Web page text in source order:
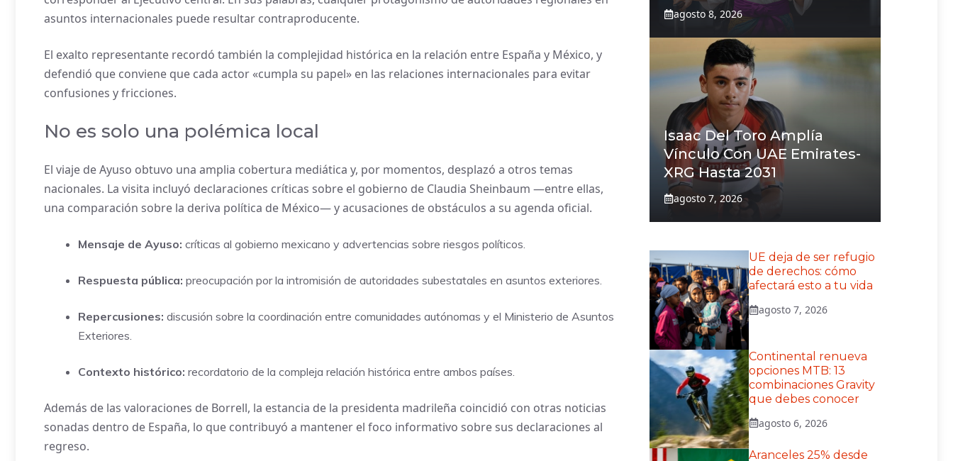
asuntos internacionales puede resultar contraproducente.
El exalto representante recordó también la complejidad histórica en la relación entre España y México, y
defendió que conviene que cada actor «cumpla su papel» en las relaciones internacionales para evitar
confusiones y fricciones.
No es solo una polémica local
El viaje de Ayuso obtuvo una amplia cobertura mediática y, por momentos, desplazó a otros temas
nacionales. La visita incluyó declaraciones críticas sobre el gobierno de Claudia Sheinbaum —entre ellas,
una comparación sobre la deriva política de México— y acusaciones de obstáculos a su agenda oficial.
Mensaje de Ayuso: críticas al gobierno mexicano y advertencias sobre riesgos políticos.
Respuesta pública: preocupación por la intromisión de autoridades subestatales en asuntos exteriores.
Repercusiones: discusión sobre la coordinación entre comunidades autónomas y el Ministerio de Asuntos
Exteriores.
Contexto histórico: recordatorio de la compleja relación histórica entre ambos países.
Además de las valoraciones de Borrell, la estancia de la presidenta madrileña coincidió con otras noticias
sonadas dentro de España, lo que contribuyó a mantener el foco informativo sobre sus declaraciones al
regreso.
agosto 8, 2026
Isaac Del Toro Amplía
Vínculo Con UAE Emirates-
XRG Hasta 2031
agosto 7, 2026
UE deja de ser refugio
de derechos: cómo
afectará esto a tu vida
agosto 7, 2026
Continental renueva
opciones MTB: 13
combinaciones Gravity
que debes conocer
agosto 6, 2026
Aranceles 25% desde